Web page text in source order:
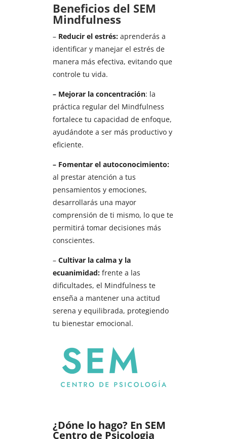
Beneficios del SEM
Mindfulness
– Reducir el estrés:aprenderás a
identificar y manejar el estrés de
manera más efectiva, evitando que
controle tu vida.
– Mejorar la concentración: la
práctica regular del Mindfulness
fortalece tu capacidad de enfoque,
ayudándote a ser más productivo y
eficiente.
– Fomentar el autoconocimiento:
al prestar atención a tus
pensamientos y emociones,
desarrollarás una mayor
comprensión de ti mismo, lo que te
permitirá tomar decisiones más
conscientes.
– Cultivar la calma y la
ecuanimidad:frente a las
dificultades, el Mindfulness te
enseña a mantener una actitud
serena y equilibrada, protegiendo
tu bienestar emocional.
¿Dóne lo hago? En SEM
Centro de Psicologia